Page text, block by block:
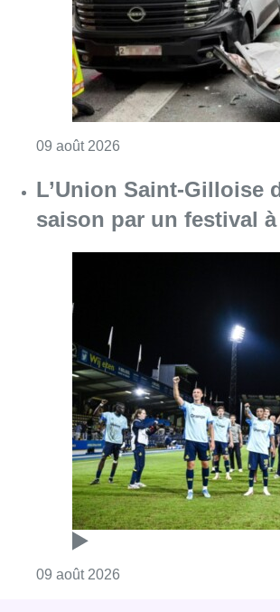
09 août 2026
L’Union Saint-Gilloise
saison par un festival
09 août 2026